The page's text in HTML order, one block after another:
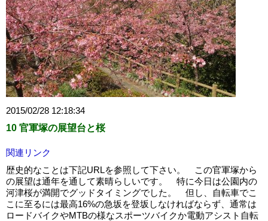
2015/02/28 12:18:34
10 官軍塚の展望台と桜
関連リンク
歴史的なことは下記URLを参照して下さい。 この官軍塚から
の展望は通年を通して素晴らしいです。 特に今日は公園内の
河津桜が満開でグッドタイミングでした。 但し、自転車でこ
こに至るには最高16%の急坂を登坂しなければならず、通常は
ロードバイクやMTBの様なスポーツバイクか電動アシスト自転